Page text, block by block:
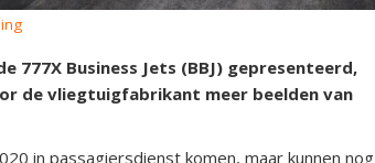
777X Business Jets (BBJ) gepresenteerd,
de vliegtuigfabrikant meer beelden van
in passagiersdienst komen, maar kunnen nog